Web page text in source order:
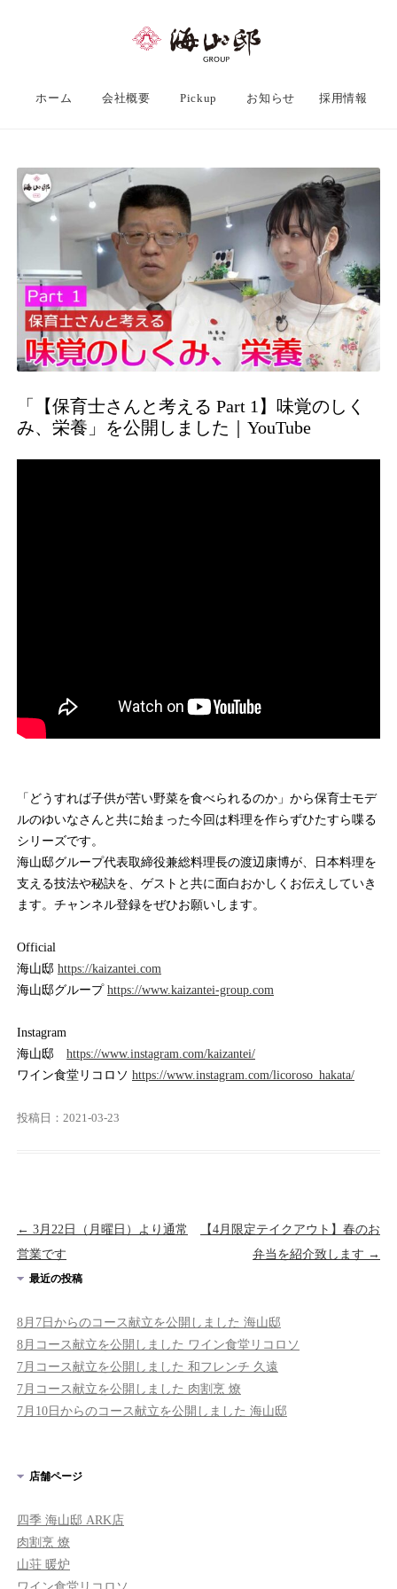
ホーム 会社概要 Pickup お知らせ 採用情報
「【保育士さんと考える Part 1】味覚のしく
み、栄養」を公開しました｜YouTube
「どうすれば子供が苦い野菜を食べられるのか」から保育士モデ
ルのゆいなさんと共に始まった今回は料理を作らずひたすら喋る
シリーズです。
海山邸グループ代表取締役兼総料理長の渡辺康博が、日本料理を
支える技法や秘訣を、ゲストと共に面白おかしくお伝えしていき
ます。チャンネル登録をぜひお願いします。
Official
海山邸 https://kaizantei.com
海山邸グループ https://www.kaizantei-group.com
Instagram
海山邸 https://www.instagram.com/kaizantei/
ワイン食堂リコロソ https://www.instagram.com/licoroso_hakata/
投稿日：2021-03-23
Post navigation
← 3月22日（月曜日）より通常
営業です
【4月限定テイクアウト】春のお
弁当を紹介致します →
最近の投稿
8月7日からのコース献立を公開しました 海山邸
8月コース献立を公開しました ワイン食堂リコロソ
7月コース献立を公開しました 和フレンチ 久遠
7月コース献立を公開しました 肉割烹 燎
7月10日からのコース献立を公開しました 海山邸
店舗ページ
四季 海山邸 ARK店
肉割烹 燎
山荘 暖炉